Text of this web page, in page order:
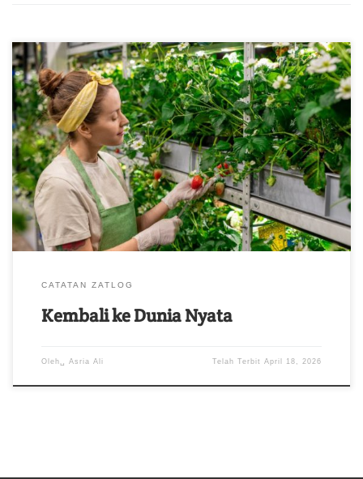
Ada sebuah dunia kecil di halaman rumah saya yang tidak begitu
luas. Dunia nyata yang tampak sederhana dan bergerak alami.
Namun jika berada didalamnya, saya merasa aman. Kehidupan di
dunia kecil ini berjalan begitu harmoni, begitu alami, tanpa
meninggalkan sesuatu yang bisa menjadi masalah di kemudian
hari. Saya memiliki kebun […]
CATATAN ZATLOG
Kembali ke Dunia Nyata
Oleh␣ Asria Ali Telah TerbitApril 18, 2026